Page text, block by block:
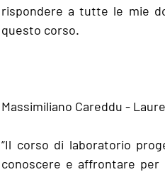
rispondere a tutte le mie
questo corso.
Massimiliano Careddu -
“Il corso di laboratorio
conoscere e affrontare